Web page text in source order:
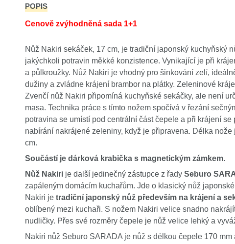
POPIS
Cenově zvýhodněná sada 1+1
Nůž Nakiri sekáček, 17 cm, je tradiční japonský kuchyňský
jakýchkoli potravin měkké konzistence. Vynikající je při
a půlkroužky. Nůž Nakiri je vhodný pro šinkování zelí,
dužiny a zvládne krájení brambor na plátky. Zeleninové
Zvenčí nůž Nakiri připomíná kuchyňské sekáčky, ale není
masa. Technika práce s tímto nožem spočívá v řezání
potravina se umístí pod centrální část čepele a při krájení
nabírání nakrájené zeleniny, když je připravena. Délka
cm.
Součástí je dárková krabička s magnetickým zámkem.
Nůž Nakiri je další jedinečný zástupce z řady Seburo
zapáleným domácím kuchařům. Jde o klasický nůž
Nakiri je tradiční japonský nůž především na krájení a
oblíbený mezi kuchaři. S nožem Nakiri velice snadno
nudličky. Přes své rozměry čepele je nůž velice lehký a
Nakiri nůž Seburo SARADA je nůž s délkou čepele 170